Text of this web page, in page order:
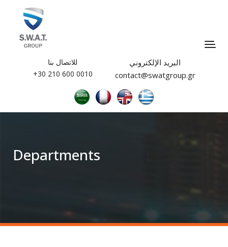
البريد الإلكتروني
contact@swatgroup.gr
للاتصال بنا
0010 600 210 30+
Departments